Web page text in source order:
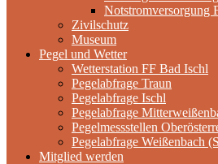
Notstromversorgung
Zivilschutz
Museum
Pegel und Wetter
Wetterstation FF Bad Ischl
Pegelabfrage Traun
Pegelabfrage Ischl
Pegelabfrage
Pegelmessstellen
Pegelabfrage Weißenbach
Mitglied werden